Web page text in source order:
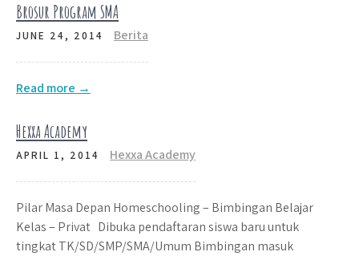
Brosur Program SMA
JUNE 24, 2014 Berita
Read more →
Hexxa Academy
APRIL 1, 2014 Hexxa Academy
Pilar Masa Depan Homeschooling – Bimbingan Belajar
Kelas – Privat Dibuka pendaftaran siswa baru untuk
tingkat TK/SD/SMP/SMA/Umum Bimbingan masuk